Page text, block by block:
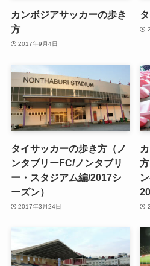
カンボジアサッカーの歩き
方
2017年9月4日
タイサッカーの歩き方（ノ
ンタブリーFC/ノンタブリ
ー・スタジアム編/2017シ
ーズン）
2017年3月24日